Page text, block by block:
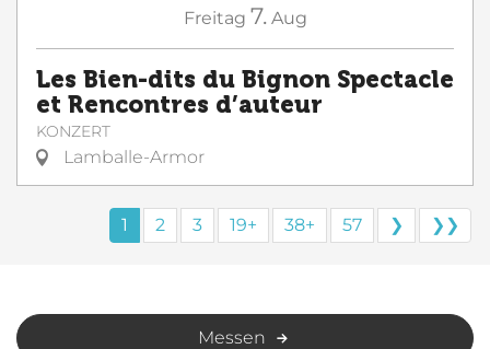
Freitag 7. Aug
Les Bien-dits du Bignon Spectacle
et Rencontres d’auteur
KONZERT
Lamballe-Armor
1 2 3 19+ 38+ 57 ❯ ❯❯
Messen